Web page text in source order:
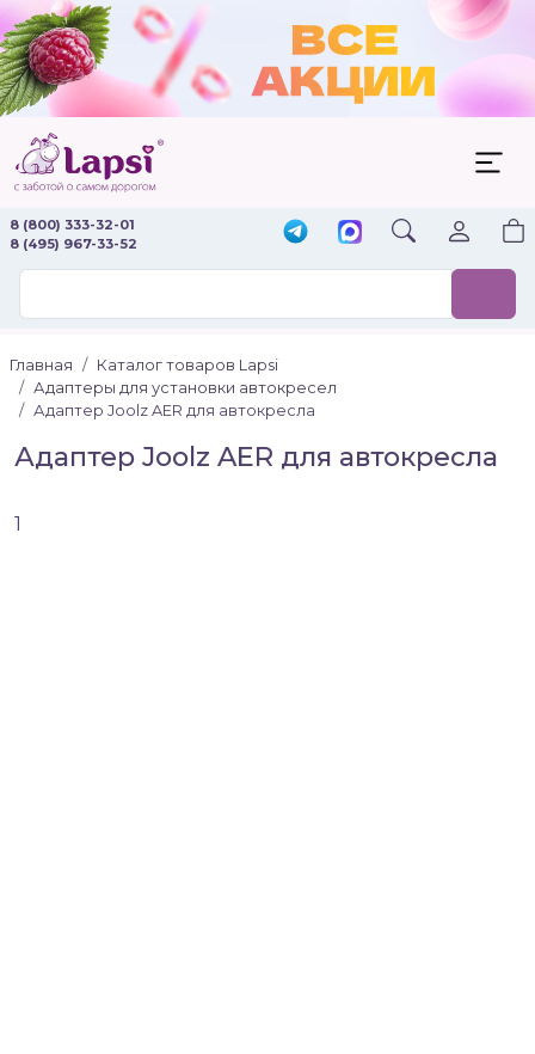
8 (800) 333-32-01
8 (495) 967-33-52
Главная
Каталог товаров Lapsi
Адаптеры для установки автокресел
Адаптер Joolz AER для автокресла
Адаптер Joolz AER для автокресла
1